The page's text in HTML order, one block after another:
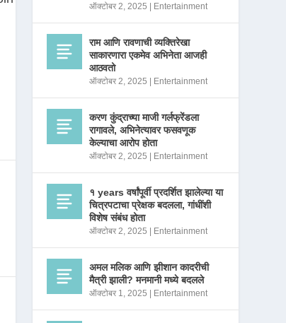
ऑक्टोबर 2, 2025 Entertainment
राम आणि रावणाची व्यक्तिरेखा
साकारणारा एकमेव अभिनेता आजही
आठवतो
ऑक्टोबर 2, 2025 Entertainment
करण कुंद्राच्या माजी गर्लफ्रेंडला
रागावले, अभिनेत्यावर फसवणूक
केल्याचा आरोप होता
ऑक्टोबर 2, 2025 Entertainment
१ years वर्षांपूर्वी प्रदर्शित झालेल्या या
चित्रपटाचा प्रेक्षक बदलला, गांधींशी
विशेष संबंध होता
ऑक्टोबर 2, 2025 Entertainment
अमल मलिक आणि झीशान कादरीची
मैत्री झाली? मनमानी मध्ये बदलले
ऑक्टोबर 1, 2025 Entertainment